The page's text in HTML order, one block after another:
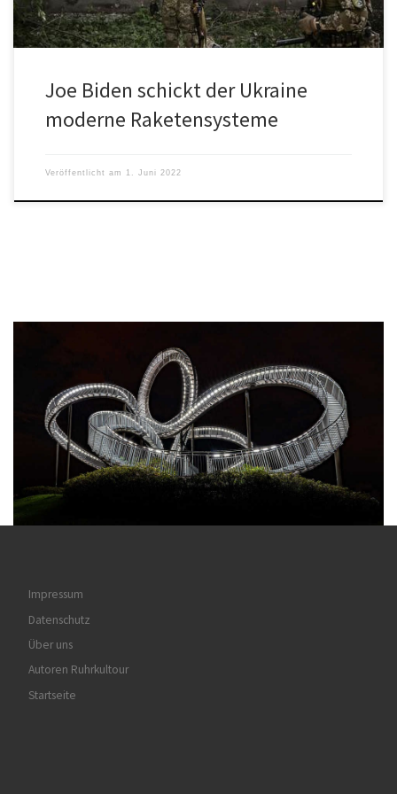
Joe Biden schickt der Ukraine
moderne Raketensysteme
Veröffentlicht am 1. Juni 2022
Impressum
Datenschutz
Über uns
Autoren Ruhrkultour
Startseite